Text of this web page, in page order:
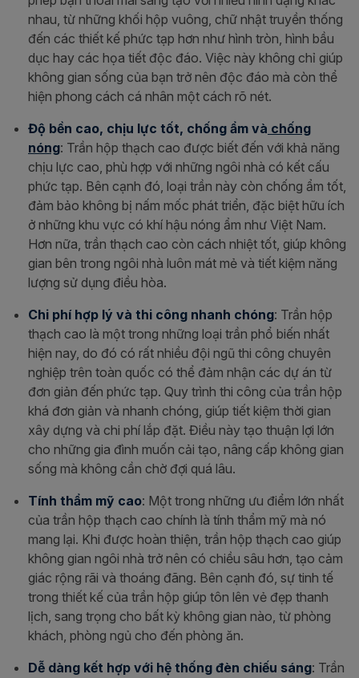
nhau, từ những khối hộp vuông, chữ nhật truyền thống
đến các thiết kế phức tạp hơn như hình tròn, hình bầu
dục hay các họa tiết độc đáo. Việc này không chỉ giúp
không gian sống của bạn trở nên độc đáo mà còn thể
hiện phong cách cá nhân một cách rõ nét.
Độ bền cao, chịu lực tốt, chống ẩm và chống
nóng: Trần hộp thạch cao được biết đến với khả năng
chịu lực cao, phù hợp với những ngôi nhà có kết cấu
phức tạp. Bên cạnh đó, loại trần này còn chống ẩm tốt,
đảm bảo không bị nấm mốc phát triển, đặc biệt hữu ích
ở những khu vực có khí hậu nóng ẩm như Việt Nam.
Hơn nữa, trần thạch cao còn cách nhiệt tốt, giúp không
gian bên trong ngôi nhà luôn mát mẻ và tiết kiệm năng
lượng sử dụng điều hòa.
Chi phí hợp lý và thi công nhanh chóng: Trần hộp
thạch cao là một trong những loại trần phổ biến nhất
hiện nay, do đó có rất nhiều đội ngũ thi công chuyên
nghiệp trên toàn quốc có thể đảm nhận các dự án từ
đơn giản đến phức tạp. Quy trình thi công của trần hộp
khá đơn giản và nhanh chóng, giúp tiết kiệm thời gian
xây dựng và chi phí lắp đặt. Điều này tạo thuận lợi lớn
cho những gia đình muốn cải tạo, nâng cấp không gian
sống mà không cần chờ đợi quá lâu.
Tính thẩm mỹ cao: Một trong những ưu điểm lớn nhất
của trần hộp thạch cao chính là tính thẩm mỹ mà nó
mang lại. Khi được hoàn thiện, trần hộp thạch cao giúp
không gian ngôi nhà trở nên có chiều sâu hơn, tạo cảm
giác rộng rãi và thoáng đãng. Bên cạnh đó, sự tinh tế
trong thiết kế của trần hộp giúp tôn lên vẻ đẹp thanh
lịch, sang trọng cho bất kỳ không gian nào, từ phòng
khách, phòng ngủ cho đến phòng ăn.
Dễ dàng kết hợp với hệ thống đèn chiếu sáng: Trần